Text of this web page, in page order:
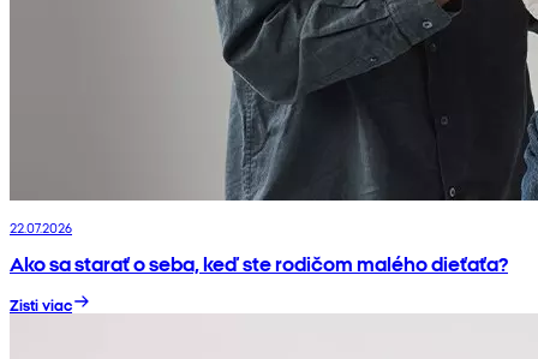
22.07.2026
Ako sa starať o seba, keď ste rodičom malého dieťaťa?
Zisti viac